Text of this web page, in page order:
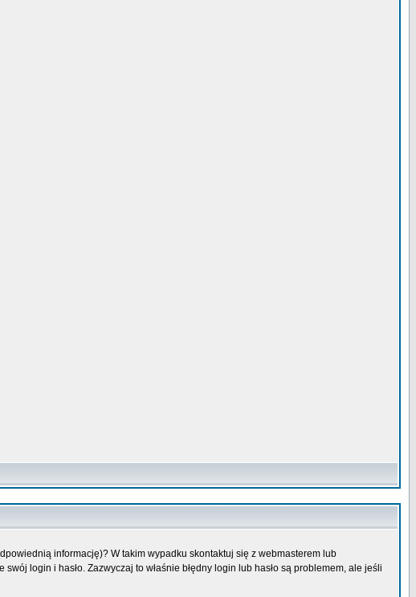
informację)? W takim wypadku skontaktuj się z webmasterem lub
login i hasło. Zazwyczaj to właśnie błędny login lub hasło są problemem, ale jeśli